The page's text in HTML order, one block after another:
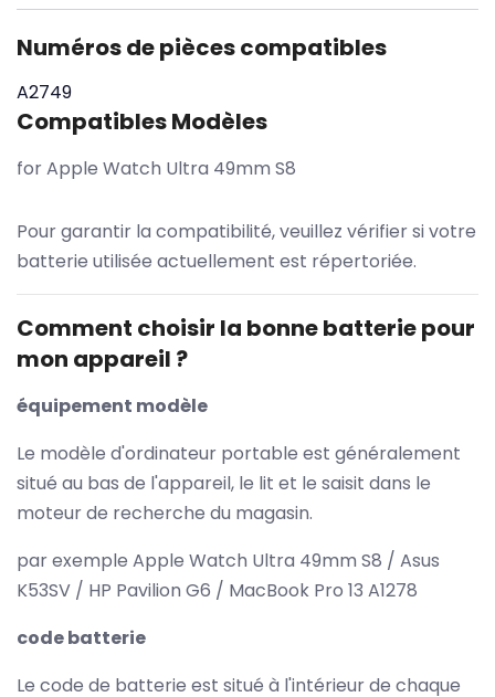
Numéros de pièces compatibles
A2749
Compatibles Modèles
for Apple Watch Ultra 49mm S8
Pour garantir la compatibilité, veuillez vérifier si votre
batterie utilisée actuellement est répertoriée.
Comment choisir la bonne batterie pour
mon appareil ?
équipement modèle
Le modèle d'ordinateur portable est généralement
situé au bas de l'appareil, le lit et le saisit dans le
moteur de recherche du magasin.
par exemple Apple Watch Ultra 49mm S8 / Asus
K53SV / HP Pavilion G6 / MacBook Pro 13 A1278
code batterie
Le code de batterie est situé à l'intérieur de chaque